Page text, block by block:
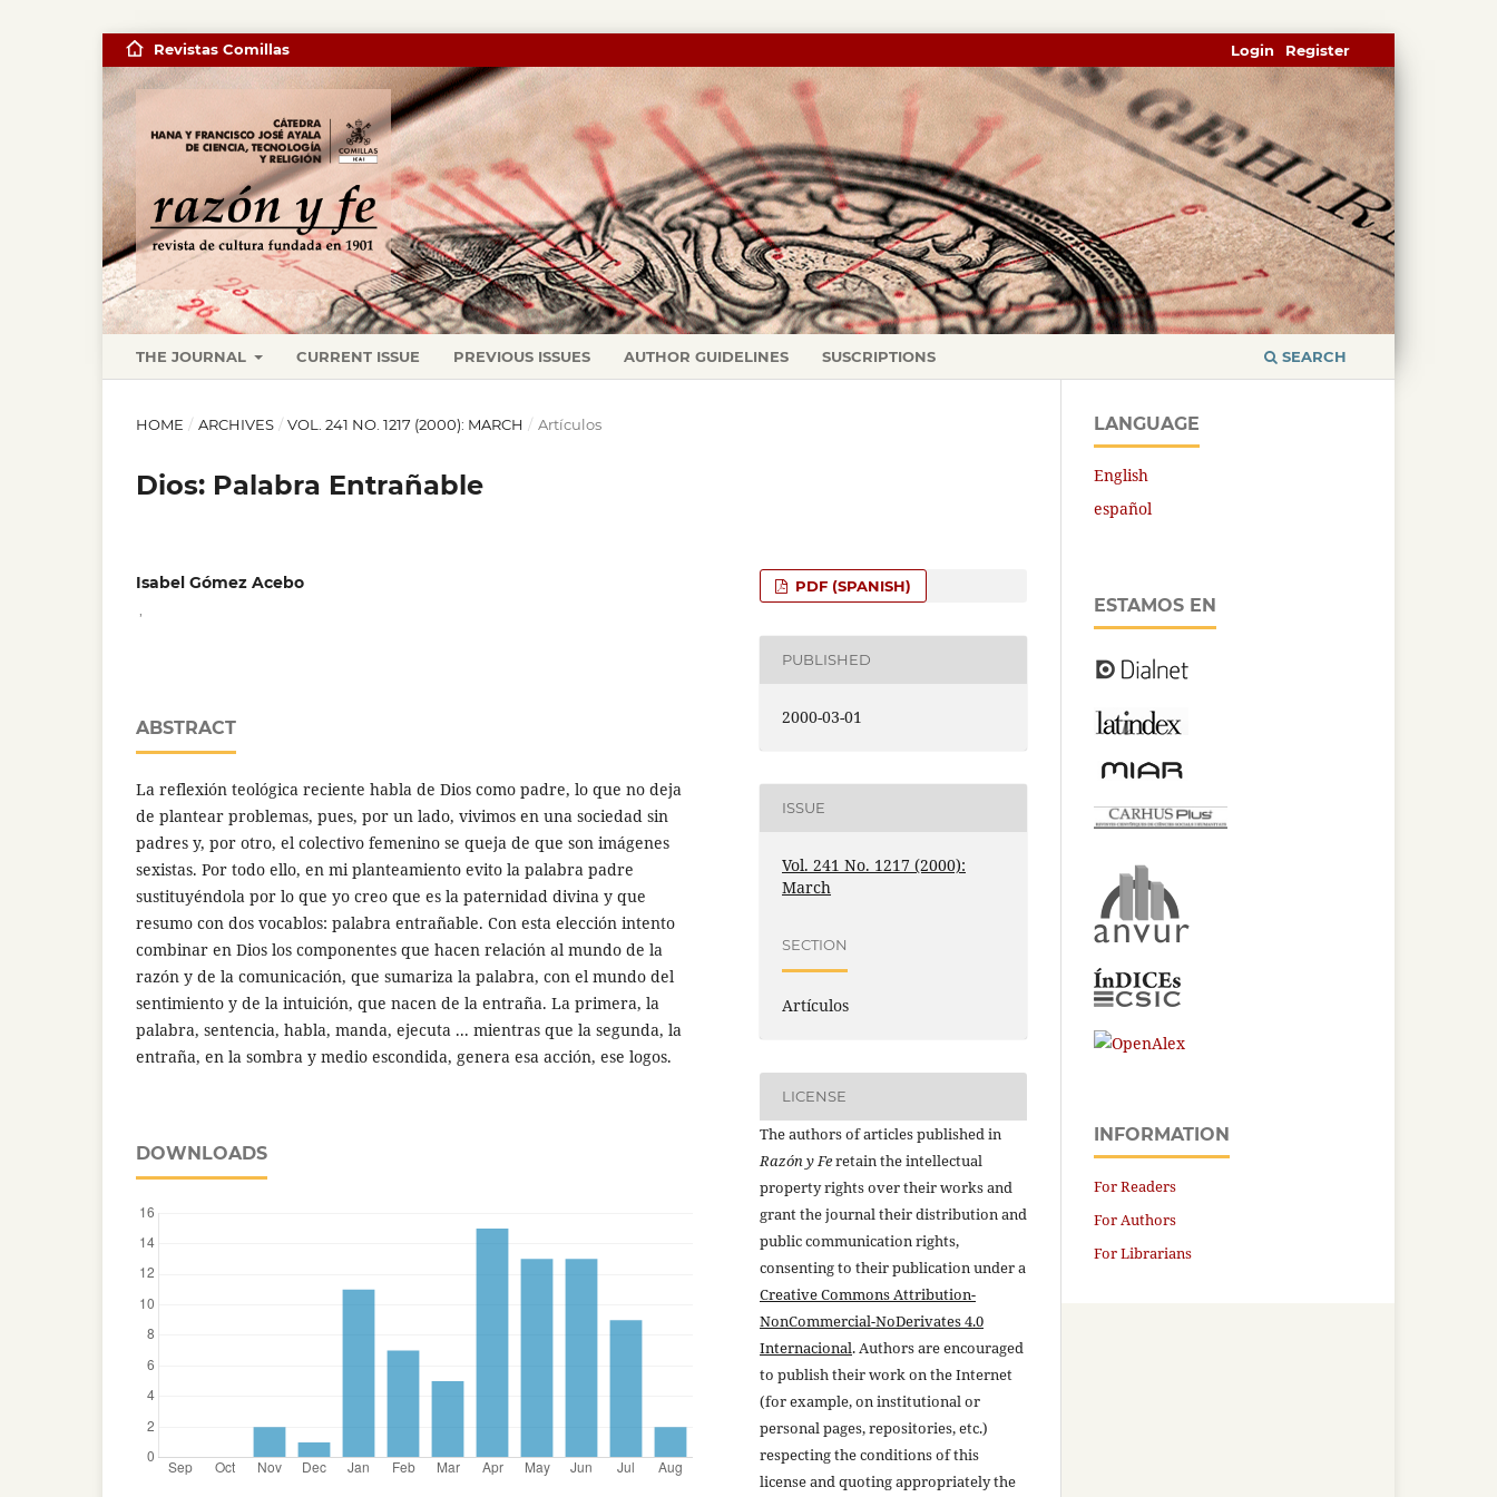
THE JOURNAL CURRENT ISSUE PREVIOUS ISSUES AUTHOR GUIDELINES SUSCRIPTIONS SEARCH
Revistas Comillas Register
Login
HOME / ARCHIVES / VOL. 241 NO. 1217 (2000): MARCH / Artículos
Dios: Palabra Entrañable
Isabel Gómez Acebo
ABSTRACT
La reflexión teológica reciente habla de Dios como padre, lo que no deja
de plantear problemas, pues, por un lado, vivimos en una sociedad sin
padres y, por otro, el colectivo femenino se queja de que son imágenes
sexistas. Por todo ello, en mi planteamiento evito la palabra padre
sustituyéndola por lo que yo creo que es la paternidad divina y que
resumo con dos vocablos: palabra entrañable. Con esta elección intento
combinar en Dios los componentes que hacen relación al mundo de la
razón y de la comunicación, que sumariza la palabra, con el mundo del
sentimiento y de la intuición, que nacen de la entraña. La primera, la
palabra, sentencia, habla, manda, ejecuta ... mientras que la segunda, la
entraña, en la sombra y medio escondida, genera esa acción, ese logos.
DOWNLOADS
PDF (SPANISH)
PUBLISHED
2000-03-01
ISSUE
Vol. 241 No. 1217 (2000):
March
SECTION
Artículos
LICENSE
The authors of articles published in
Razón y Feretain the intellectual
property rights over their works and
grant the journal their distribution and
public communication rights,
consenting to their publication under a
Creative Commons Attribution-
NonCommercial-NoDerivates 4.0
Internacional. Authors are encouraged
to publish their work on the Internet
(for example, on institutional or
personal pages, repositories, etc.)
respecting the conditions of this
license and quoting appropriately the
LANGUAGE
English
español
ESTAMOS EN
INFORMATION
For Readers
For Authors
For Librarians